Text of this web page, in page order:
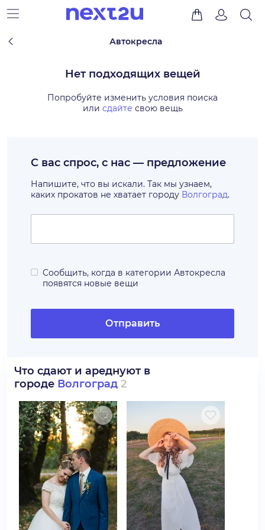
Автокресла
Нет подходящих вещей
Попробуйте изменить условия поиска
или сдайте свою вещь
С вас спрос, с нас — предложение
Напишите, что вы искали. Так мы узнаем,
каких прокатов не хватает городу Волгоград.
Сообщить, когда в категории Автокресла
появятся новые вещи
Отправить
Что сдают и ареднуют в
городе Волгоград 2